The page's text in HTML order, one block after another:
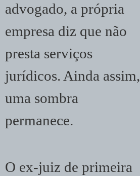
advogado, a própria
empresa diz que não
presta serviços
jurídicos. Ainda assim,
uma sombra
permanece.
O ex-juiz de primeira